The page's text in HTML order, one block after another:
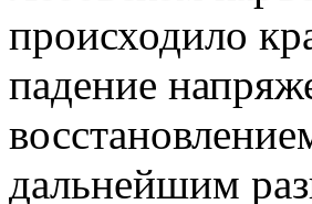
происходило
падение
дальнейшим